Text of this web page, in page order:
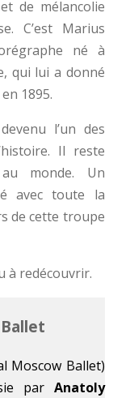
de mélancolie
C’est Marius
né à
qui lui a donné
1895.
l’un des
Il reste
monde. Un
avec toute la
de cette troupe
à redécouvrir.
Moscow Ballet)
par Anatoly